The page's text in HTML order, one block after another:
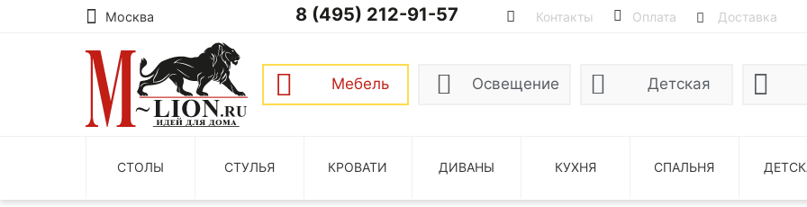
Москва 8 (495) 212-91-57 Контакты Оплата Доставка
Мебель Освещение Детская
СТОЛЫ СТУЛЬЯ КРОВАТИ ДИВАНЫ КУХНЯ СПАЛЬНЯ